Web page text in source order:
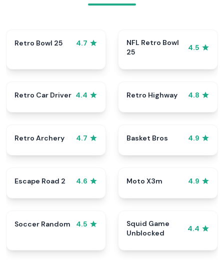
Retro Bowl 25 4.7
NFL Retro Bowl
25
4.5
Retro Car Driver 4.4 Retro Highway 4.8
Retro Archery 4.7 Basket Bros 4.9
Escape Road 2 4.6 Moto X3m 4.9
Soccer Random 4.5
Squid Game
Unblocked
4.4